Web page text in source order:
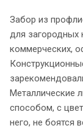
Забор из
для загородных
коммерческих,
Металлические
способом, с
него, не боятся